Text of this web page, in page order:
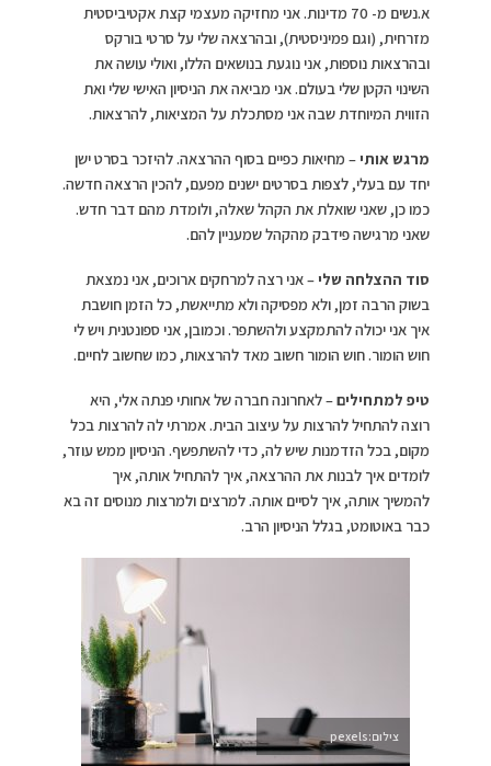
א.נשים מ- 70 מדינות. אני מחזיקה מעצמי קצת אקטיביסטית
מזרחית, (וגם פמיניסטית), ובהרצאה שלי על סרטי בורקס
ובהרצאות נוספות, אני נוגעת בנושאים הללו, ואולי עושה את
השינוי הקטן שלי בעולם. אני מביאה את הניסיון האישי שלי ואת
הזווית המיוחדת שבה אני מסתכלת על המציאות, להרצאות.
מרגש אותי – מחיאות כפיים בסוף ההרצאה. להיזכר בסרט ישן
יחד עם בעלי, לצפות בסרטים ישנים מפעם, להכין הרצאה חדשה.
כמו כן, שאני שואלת את הקהל שאלה, ולומדת מהם דבר חדש.
שאני מרגישה פידבק מהקהל שמעניין להם.
סוד ההצלחה שלי – אני רצה למרחקים ארוכים, אני נמצאת
בשוק הרבה זמן, ולא מפסיקה ולא מתייאשת, כל הזמן חושבת
איך אני יכולה להתמקצע ולהשתפר. וכמובן, אני ספונטנית ויש לי
חוש הומור. חוש הומור חשוב מאד להרצאות, כמו שחשוב לחיים.
טיפ למתחילים– לאחרונה חברה של אחותי פנתה אלי, היא
רוצה להתחיל להרצות על עיצוב הבית. אמרתי לה להרצות בכל
מקום, בכל הזדמנות שיש לה, כדי להשתפשף. הניסיון ממש עוזר,
לומדים איך לבנות את ההרצאה, איך להתחיל אותה, איך
להמשיך אותה, איך לסיים אותה. למרצים ולמרצות מנוסים זה בא
כבר באוטומט, בגלל הניסיון הרב.
צילום:pexels